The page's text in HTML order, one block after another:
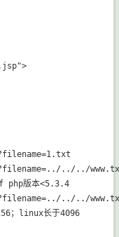
../../
php版本<5.3.4
../../
；linux长于4096